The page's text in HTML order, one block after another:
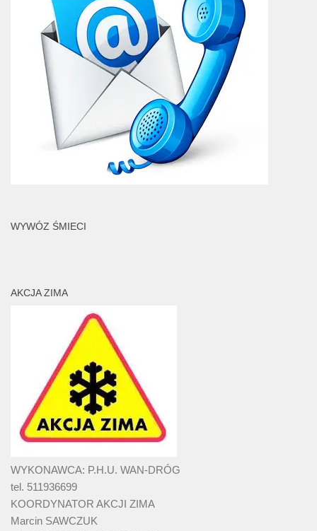
WYWÓZ ŚMIECI
AKCJA ZIMA
WYKONAWCA: P.H.U. WAN-DRÓG
tel. 511936699
KOORDYNATOR AKCJI ZIMA
Marcin SAWCZUK